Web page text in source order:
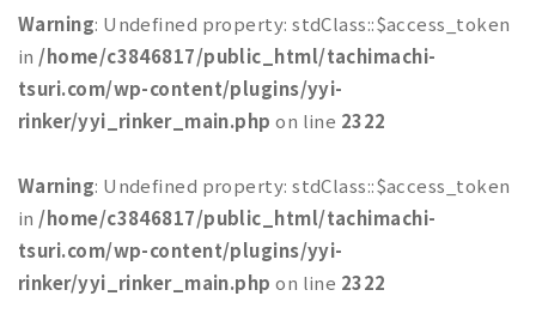
Warning: Undefined property: stdClass::$access_token
in /home/c3846817/public_html/tachimachi-
tsuri.com/wp-content/plugins/yyi-
rinker/yyi_rinker_main.php on line 2322
Warning: Undefined property: stdClass::$access_token
in /home/c3846817/public_html/tachimachi-
tsuri.com/wp-content/plugins/yyi-
rinker/yyi_rinker_main.php on line 2322